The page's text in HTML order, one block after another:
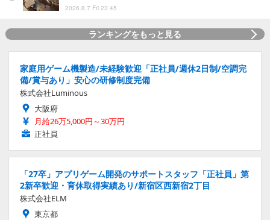
2026.8.7 Fri 23:45
ランキングをもっと見る
家庭用ゲーム機製造/未経験歓迎「正社員/週休2日制/空調完
備/賞与あり」安心の研修制度完備
株式会社Luminous
大阪府
月給26万5,000円～30万円
正社員
「27卒」アプリゲーム開発のサポートスタッフ「正社員」第
2新卒歓迎・育休取得実績あり/新宿区西新宿2丁目
株式会社ELM
東京都